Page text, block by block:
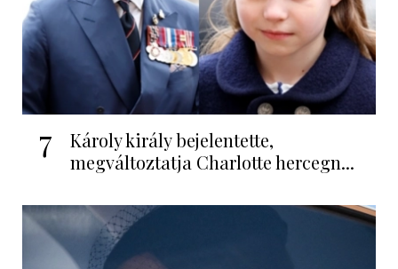
7
Károly király bejelentette,
megváltoztatja Charlotte hercegn...